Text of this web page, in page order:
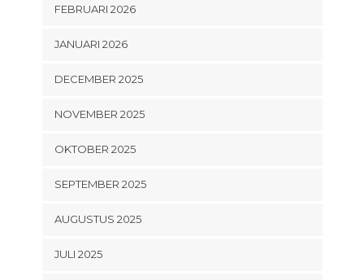
FEBRUARI 2026
JANUARI 2026
DECEMBER 2025
NOVEMBER 2025
OKTOBER 2025
SEPTEMBER 2025
AUGUSTUS 2025
JULI 2025